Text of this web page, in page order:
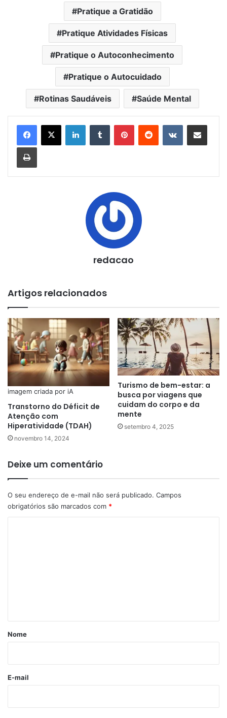
Pratique a Gratidão
Pratique Atividades Físicas
Pratique o Autoconhecimento
Pratique o Autocuidado
Rotinas Saudáveis Saúde Mental
LinkedinTumblr PinterestReddit VK Compartilhar via e-mail
Imprimir
redacao
Artigos relacionados
imagem criada por iA
Transtorno do Déficit de
Atenção com
Hiperatividade (TDAH)
novembro 14, 2024
Turismo de bem-estar: a
busca por viagens que
cuidam do corpo e da
mente
setembro 4, 2025
Deixe um comentário
O seu endereço de e-mail não será publicado. Campos
obrigatórios são marcados com *
r
*
Nome
E-mail